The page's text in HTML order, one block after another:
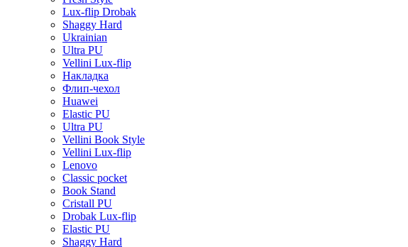
Lux-flip Drobak
Shaggy Hard
Ukrainian
Ultra PU
Vellini Lux-flip
Накладка
Флип-чехол
Huawei
Elastic PU
Ultra PU
Vellini Book Style
Vellini Lux-flip
Lenovo
Classic pocket
Book Stand
Cristall PU
Drobak Lux-flip
Elastic PU
Shaggy Hard